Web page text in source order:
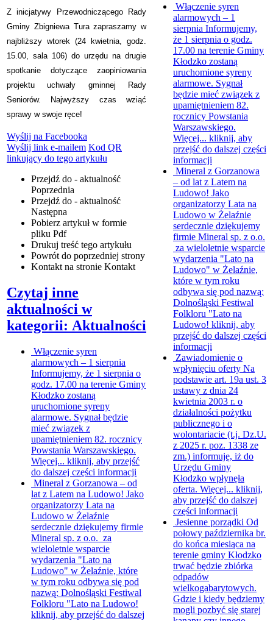
Z inicjatywy Przewodniczącego Rady
Gminy Zbigniewa Tura zapraszamy w
najbliższy wtorek (24 kwietnia, godz.
15.00, sala 106) do urzędu na drugie
spotkanie dotyczące zaopiniowania
projektu uchwały gminnej Rady
Seniorów. Najwyższy czas wziąć
sprawy w swoje ręce!
Wyślij na Facebooka
Wyślij link e-mailem Kod QR
linkujący do tego artykułu
Przejdź do - aktualność
Poprzednia
Przejdź do - aktualność
Następna
Pobierz artykuł w formie
pliku Pdf
Drukuj treść tego artykułu
Powrót do poprzedniej strony
Kontakt na stronie Kontakt
Czytaj inne
aktualności w
kategorii: Aktualności
Włączenie syren
alarmowych – 1 sierpnia
Informujemy, że 1 sierpnia o
godz. 17.00 na terenie Gminy
Kłodzko zostaną
uruchomione syreny
alarmowe. Sygnał będzie
mieć związek z
upamiętnieniem 82. rocznicy
Powstania Warszawskiego.
Więcej... kliknij, aby przejść
do dalszej części informacji
Mineral z Gorzanowa – od
lat z Latem na Ludowo! Jako
organizatorzy Lata na
Ludowo w Żelaźnie
serdecznie dziękujemy firmie
Mineral sp. z o.o. za
wieloletnie wsparcie
wydarzenia "Lato na
Ludowo" w Żelaźnie, które
w tym roku odbywa się pod
nazwą: Dolnośląski Festiwal
Folkloru "Lato na Ludowo!
kliknij, aby przejść do dalszej
Włączenie syren
alarmowych – 1
sierpnia Informujemy,
że 1 sierpnia o godz.
17.00 na terenie Gminy
Kłodzko zostaną
uruchomione syreny
alarmowe. Sygnał
będzie mieć związek z
upamiętnieniem 82.
rocznicy Powstania
Warszawskiego.
Więcej... kliknij, aby
przejść do dalszej części
informacji
Mineral z Gorzanowa
– od lat z Latem na
Ludowo! Jako
organizatorzy Lata na
Ludowo w Żelaźnie
serdecznie dziękujemy
firmie Mineral sp. z o.o.
za wieloletnie wsparcie
wydarzenia "Lato na
Ludowo" w Żelaźnie,
które w tym roku
odbywa się pod nazwą:
Dolnośląski Festiwal
Folkloru "Lato na
Ludowo! kliknij, aby
przejść do dalszej części
informacji
Zawiadomienie o
wpłynięciu oferty Na
podstawie art. 19a ust. 3
ustawy z dnia 24
kwietnia 2003 r. o
działalności pożytku
publicznego i o
wolontariacie (t.j. Dz.U.
z 2025 r. poz. 1338 ze
zm.) informuję, iż do
Urzędu Gminy
Kłodzko wpłynęła
oferta. Więcej... kliknij,
aby przejść do dalszej
części informacji
Jesienne porządki Od
połowy października br.
do końca miesiąca na
terenie gminy Kłodzko
trwać będzie zbiórka
odpadów
wielkogabarytowych.
Gdzie i kiedy będziemy
mogli pozbyć się starej